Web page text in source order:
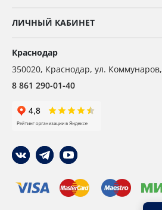
ЛИЧНЫЙ КАБИНЕТ
Краснодар
350020, Краснодар, ул.
8 861 290-01-40